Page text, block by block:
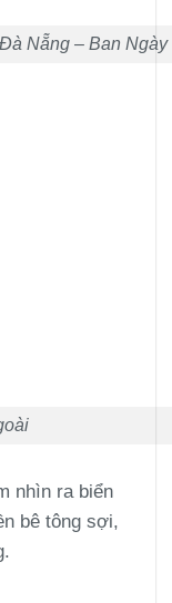
Nẵng – Ban Ngày
nhìn ra biển
bê tông sợi,